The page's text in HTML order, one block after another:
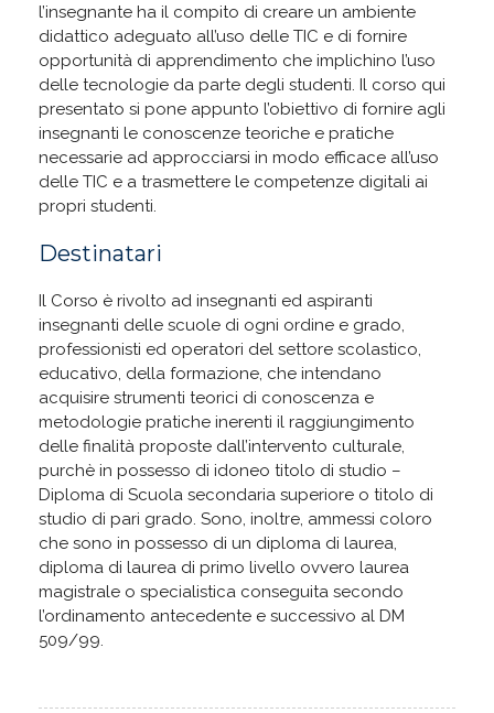
l’insegnante ha il compito di creare un ambiente
didattico adeguato all’uso delle TIC e di fornire
opportunità di apprendimento che implichino l’uso
delle tecnologie da parte degli studenti. Il corso qui
presentato si pone appunto l’obiettivo di fornire agli
insegnanti le conoscenze teoriche e pratiche
necessarie ad approcciarsi in modo efficace all’uso
delle TIC e a trasmettere le competenze digitali ai
propri studenti.
Destinatari
Il Corso è rivolto ad insegnanti ed aspiranti
insegnanti delle scuole di ogni ordine e grado,
professionisti ed operatori del settore scolastico,
educativo, della formazione, che intendano
acquisire strumenti teorici di conoscenza e
metodologie pratiche inerenti il raggiungimento
delle finalità proposte dall’intervento culturale,
purchè in possesso di idoneo titolo di studio –
Diploma di Scuola secondaria superiore o titolo di
studio di pari grado. Sono, inoltre, ammessi coloro
che sono in possesso di un diploma di laurea,
diploma di laurea di primo livello ovvero laurea
magistrale o specialistica conseguita secondo
l’ordinamento antecedente e successivo al DM
509/99.